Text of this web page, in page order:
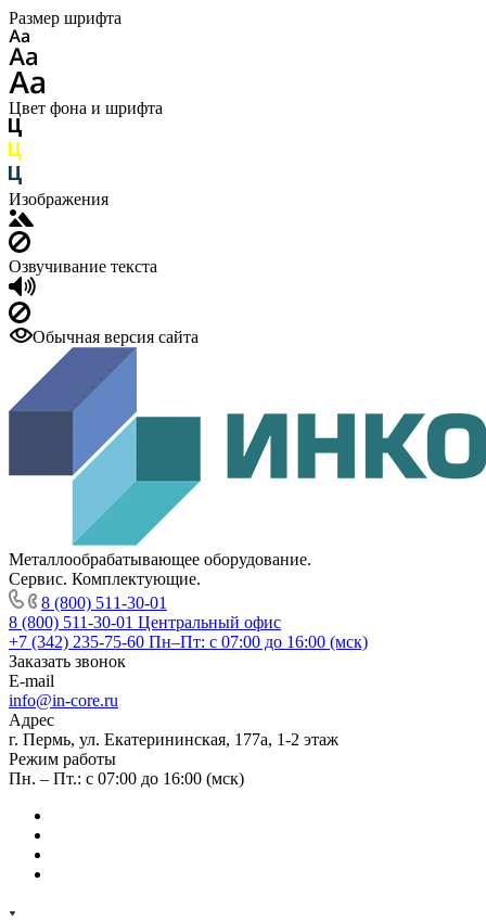
Размер шрифта
Цвет фона и шрифта
Изображения
Озвучивание текста
Обычная версия сайта
Металлообрабатывающее оборудование.
Сервис. Комплектующие.
8 (800) 511-30-01
8 (800) 511-30-01 Центральный офис
+7 (342) 235-75-60 Пн–Пт: с 07:00 до 16:00 (мск)
Заказать звонок
E-mail
info@in-core.ru
Адрес
г. Пермь, ул. ​Екатерининская, 177а, ​1-2 этаж
Режим работы
Пн. – Пт.: с 07:00 до 16:00 (мск)